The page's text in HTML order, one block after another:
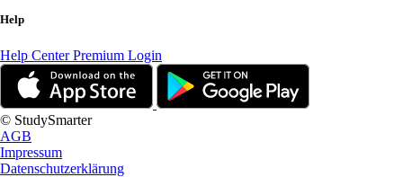
Help
Help CenterPremium Login
© StudySmarter
AGB
Impressum
Datenschutzerklärung